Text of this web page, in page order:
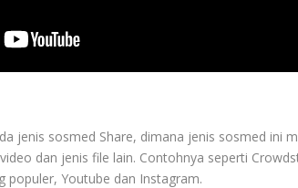
jenis sosmed Share, dimana jenis sosmed ini
dan jenis file lain. Contohnya seperti
populer, Youtube dan Instagram.